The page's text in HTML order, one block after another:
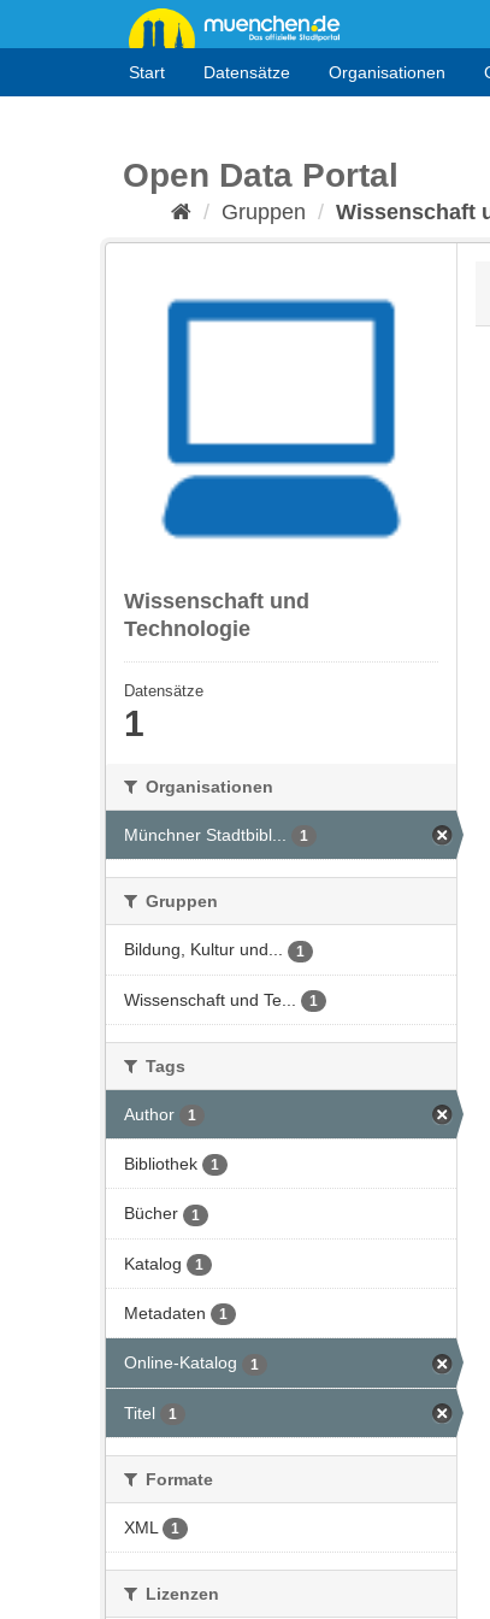
Start Datensätze Organisationen
Open Data Portal
Gruppen Wissenschaft
Wissenschaft und
Technologie
Datensätze
1
Organisationen
Münchner Stadtbibl... 1
Gruppen
Bildung, Kultur und... 1
Wissenschaft und Te... 1
Tags
Author 1
Bibliothek 1
Bücher 1
Katalog 1
Metadaten 1
Online-Katalog 1
Titel 1
Formate
XML 1
Lizenzen